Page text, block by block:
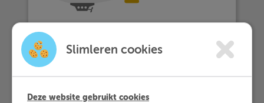
Slimleren cookies
Deze website gebruikt cookies